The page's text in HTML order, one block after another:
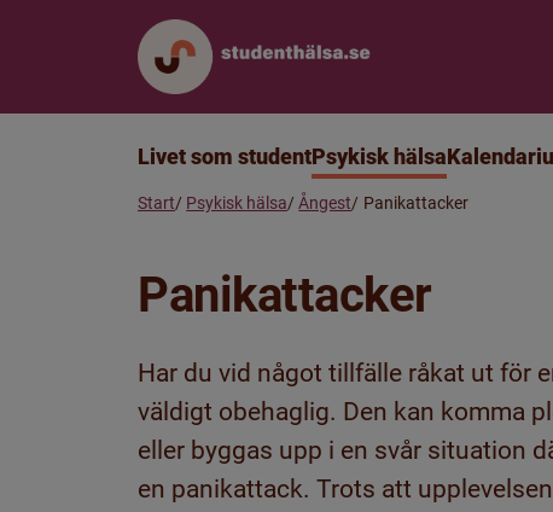
Livet som studentPsykisk hälsa
Start Psykisk hälsa Ångest Panikattacker
Panikattacker
Har du vid något tillfälle råkat ut för
väldigt obehaglig. Den kan komma
eller byggas upp i en svår situation
en panikattack. Trots att